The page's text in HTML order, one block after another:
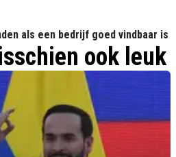
als een bedrijf goed vindbaar is
ook leuk